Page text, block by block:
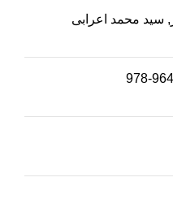
سید محمد اعرابی
978-